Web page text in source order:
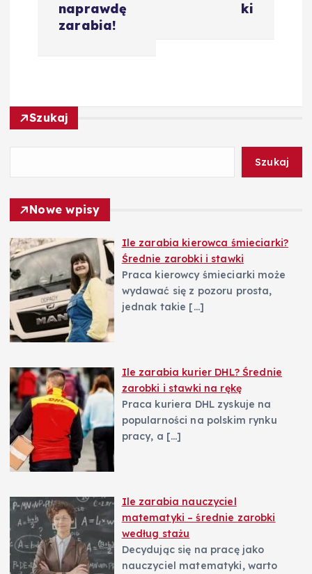
c
j
a
w
p
i
s
u
naprawdę
zarabia!
ki
Szukaj
Szukaj
Nowe wpisy
Ile zarabia kierowca śmieciarki?
Średnie zarobki i stawki
Praca kierowcy śmieciarki może
wydawać się z pozoru prosta,
jednak takie […]
Ile zarabia kurier DHL? Średnie
zarobki i stawki na rękę
Praca kuriera DHL zyskuje na
popularności na polskim rynku
pracy, a […]
Ile zarabia nauczyciel
matematyki – średnie zarobki
według stażu
Decydując się na pracę jako
nauczyciel matematyki, warto